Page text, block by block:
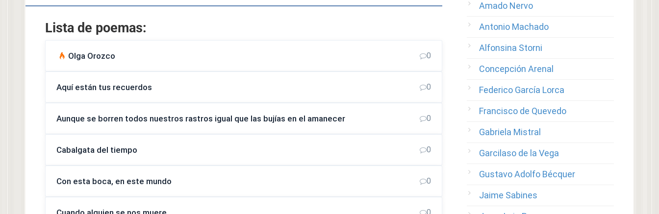
Lista de poemas:
Olga Orozco 0
Aquí están tus recuerdos 0
Aunque se borren todos nuestros rastros igual que las bujías en el amanecer 0
Cabalgata del tiempo 0
Con esta boca, en este mundo 0
Amado Nervo
Antonio Machado
Alfonsina Storni
Concepción Arenal
Federico García Lorca
Francisco de Quevedo
Gabriela Mistral
Garcilaso de la Vega
Gustavo Adolfo Bécquer
Jaime Sabines